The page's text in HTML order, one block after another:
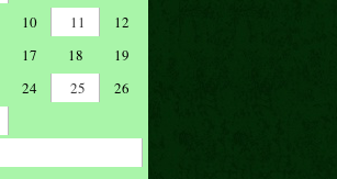
10 11
12
17 18
19
24 25
26